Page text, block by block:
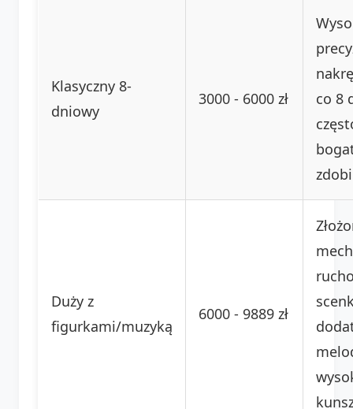
Klasyczny 8-
dniowy
3000 - 6000 zł
co 8
Duży z
figurkami/muzyką
6000 - 9889 zł